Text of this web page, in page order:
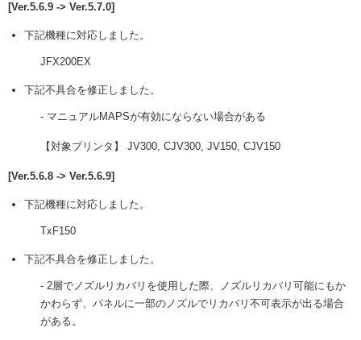
[Ver.5.6.9 -> Ver.5.7.0]
下記機種に対応しました。
JFX200EX
下記不具合を修正しました。
- マニュアルMAPSが有効にならない場合がある
【対象プリンタ】 JV300, CJV300, JV150, CJV150
[Ver.5.6.8 -> Ver.5.6.9]
下記機種に対応しました。
TxF150
下記不具合を修正しました。
- 2層でノズルリカバリを使用した際、ノズルリカバリ可能にもか
かわらず、パネルに一部のノズルでリカバリ不可表示が出る場合
がある。